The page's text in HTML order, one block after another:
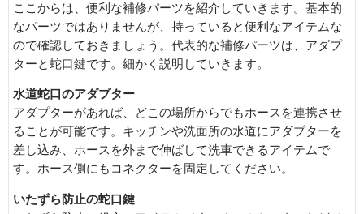
ここからは、便利な補修パーツを紹介していきます。基本的
なパーツではありませんが、持っていると便利なアイテムな
ので確認しておきましょう。代表的な補修パーツは、アダプ
ターと蛇口鍵です。細かく説明していきます。
水道蛇口のアダプター
アダプターがあれば、どこの場所からでもホースを連携させ
ることが可能です。キッチンや洗面所の水道にアダプターを
差し込み、ホースを外まで伸ばして洗車できるアイテムで
す。ホース側にもコネクターを固定してください。
いたずら防止の蛇口鍵